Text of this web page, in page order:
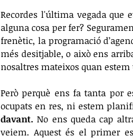
Recordes l'última vegada que
alguna cosa per fer?
frenètic, la programació
més desitjable, o això ens
nosaltres mateixos quan
Però perquè ens fa tanta por
ocupats en res, ni estem
davant. No ens queda cap
veiem. Aquest és el primer